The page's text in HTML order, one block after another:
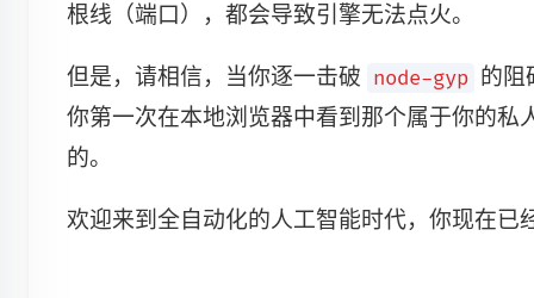
根线（端口），都会导致引擎无法点火。
但是，请相信，当你逐一击破 node-gyp 的阻
你第一次在本地浏览器中看到那个属于你的
的。
欢迎来到全自动化的人工智能时代，你现在已